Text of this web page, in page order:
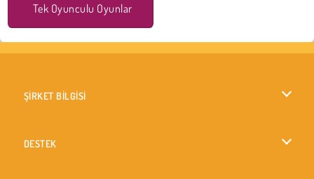
Tek Oyunculu Oyunlar
ŞİRKET BİLGİSİ
DESTEK